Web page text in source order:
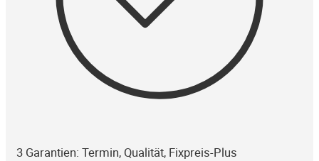
3 Garantien: Termin, Qualität, Fixpreis-Plus